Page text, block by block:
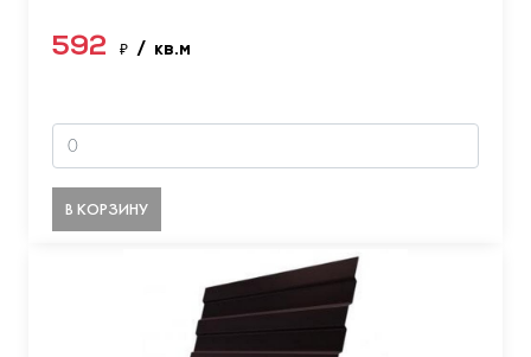
592 ₽ / кв.м
В КОРЗИНУ